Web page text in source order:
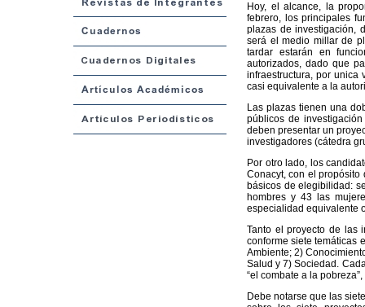
Hoy, el alcance, la
febrero, los principales
plazas de investigación,
será el medio millar de
tardar estarán en
autorizados, dado que
infraestructura, por unica
casi equivalente a la
Las plazas tienen una
públicos de
deben presentar un
investigadores (cátedra
Por otro lado, los
Conacyt, con el
básicos de elegibilidad:
hombres y 43 las
especialidad equivalente
Tanto el proyecto de las
conforme siete temáticas
Ambiente; 2)
Salud y 7) Sociedad.
“el combate a la
Debe notarse que las